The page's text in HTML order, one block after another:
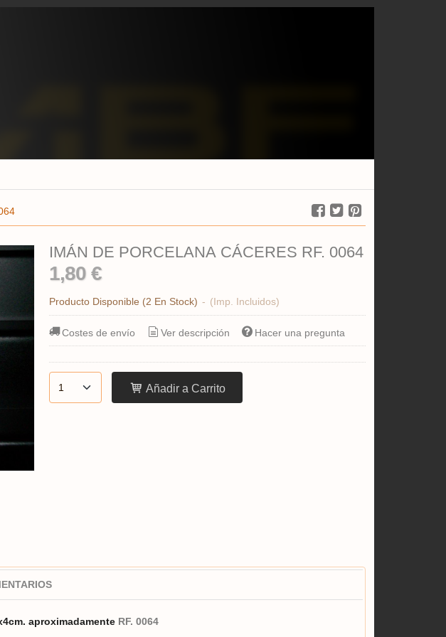
IMÁN DE PORCELANA CÁCERES RF. 0064
1,80 €
Producto Disponible (2 En Stock) - (Imp. Incluidos)
Costes de envío Ver descripción Hacer una pregunta
Añadir a Carrito
aproximadamente RF. 0064